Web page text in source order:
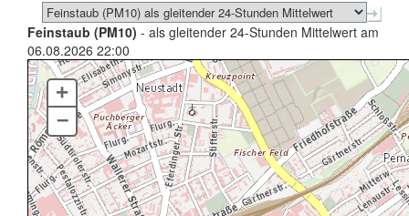
Feinstaub (PM10) - als gleitender 24-Stunden Mittelwert am
06.08.2026 22:00
+
–